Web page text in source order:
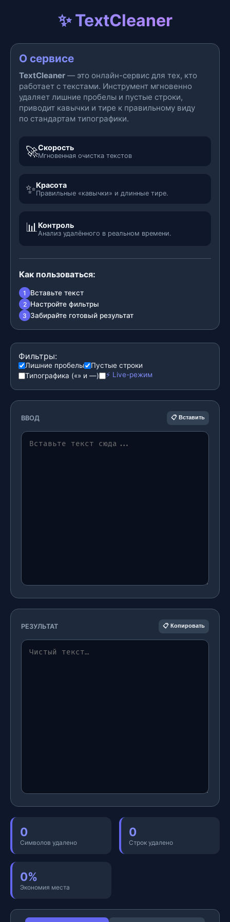
✨ TextCleaner
О сервисе
TextCleaner — это онлайн-сервис для тех, кто
работает с текстами. Инструмент мгновенно
удаляет лишние пробелы и пустые строки,
приводит кавычки и тире к правильному виду
по стандартам типографики.
🚀Скорость
Мгновенная очистка текстов
✨Красота
Правильные «кавычки» и длинные тире.
📊Контроль
Анализ удалённого в реальном времени.
Как пользоваться:
1 Вставьте текст
2 Настройте фильтры
3 Забирайте готовый результат
Фильтры:
Лишние пробелы
Пустые строки
Типографика («» и —)
⚡ Live-режим
ВВОД 📋 Вставить
РЕЗУЛЬТАТ 📋 Копировать
0
Символов удалено
0
Строк удалено
0%
Экономия места